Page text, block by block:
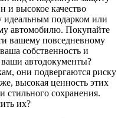
и высокое качество
идеальным подарком или
автомобилю. Покупайте
вашему повседневному
собственность и
автодокументы?
они подвергаются риску
высокая ценность этих
стильного сохранения.
их?